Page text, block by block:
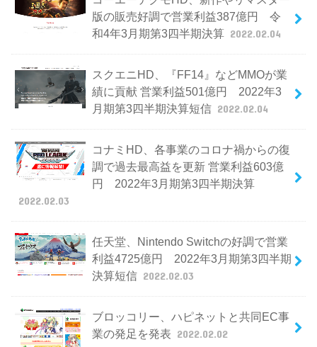
版の販売好調で営業利益387億円 令
和4年3月期第3四半期決算 2022.02.04
スクエニHD、『FF14』などMMOが業
績に貢献 営業利益501億円 2022年3
月期第3四半期決算短信 2022.02.04
コナミHD、各事業のコロナ禍からの復
調で過去最高益を更新 営業利益603億
円 2022年3月期第3四半期決算
2022.02.03
任天堂、Nintendo Switchの好調で営業
利益4725億円 2022年3月期第3四半期
決算短信 2022.02.03
ブロッコリー、ハピネットと共同EC事
業の発足を発表 2022.02.02